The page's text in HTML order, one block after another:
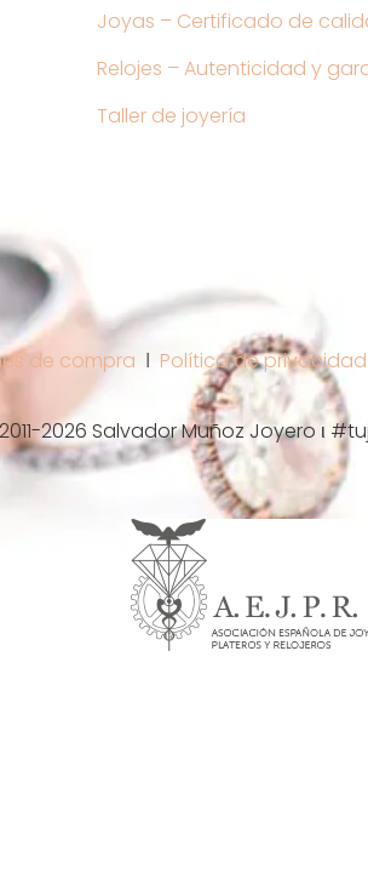
Joyas – Certificado de
Relojes – Autenticidad y
Taller de joyería
de compra Ι Política de privacidad
2026 Salvador Muñoz Joyero ι